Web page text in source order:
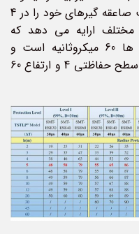
لازم به یادآوری است است هر شرکت صاعقه گیرهای خود را در 4
ارایه می­ دهد که
ماکزیمم زمان فعال سازی برای آن ها 60 میکروثانیه است و
حداکثر شعاع پوششی آن 120 متر در سطح حفاظتی 4 و ارتفاع 60